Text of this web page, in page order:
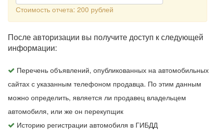
Стоимость отчета: 200 рублей
После авторизации вы получите доступ к следующей
информации:
Перечень объявлений, опубликованных на автомобильных
сайтах с указанным телефоном продавца. По этим данным
можно определить, является ли продавец владельцем
автомобиля, или же он перекупщик
Историю регистрации автомобиля в ГИБДД